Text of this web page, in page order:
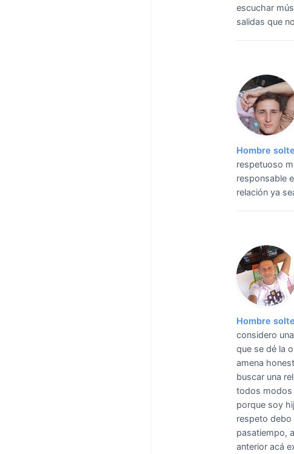
escuchar
salidas que
Hombre
respetuoso
responsable
relación ya
Hombre
considero
que se dé la
amena
buscar una
todos modos
porque soy
respeto debo
pasatiempo,
anterior acá